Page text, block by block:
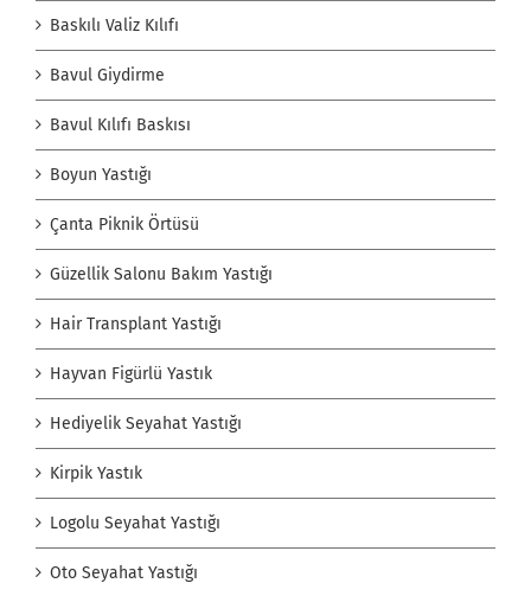
Baskılı Valiz Kılıfı
Bavul Giydirme
Bavul Kılıfı Baskısı
Boyun Yastığı
Çanta Piknik Örtüsü
Güzellik Salonu Bakım Yastığı
Hair Transplant Yastığı
Hayvan Figürlü Yastık
Hediyelik Seyahat Yastığı
Kirpik Yastık
Logolu Seyahat Yastığı
Oto Seyahat Yastığı